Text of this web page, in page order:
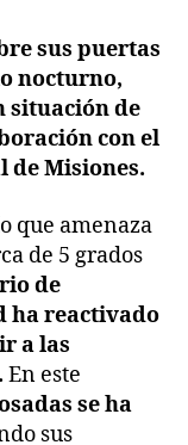
sus puertas
nocturno,
situación de
con el
de Misiones.
que amenaza
de 5 grados
de
ha reactivado
a las
En este
se ha
sus